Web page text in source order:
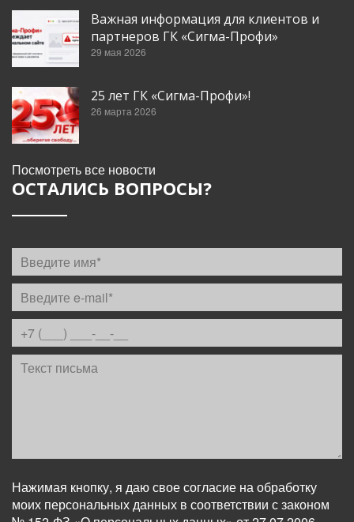
Важная информация для клиентов и
партнеров ГК «Сигма-Профи»
29 мая 2026
25 лет ГК «Сигма-Профи»!
26 марта 2026
Посмотреть все новости
ОСТАЛИСЬ ВОПРОСЫ?
Нажимая кнопку, я даю свое согласие на обработку
моих персональных данных в соответствии с законом